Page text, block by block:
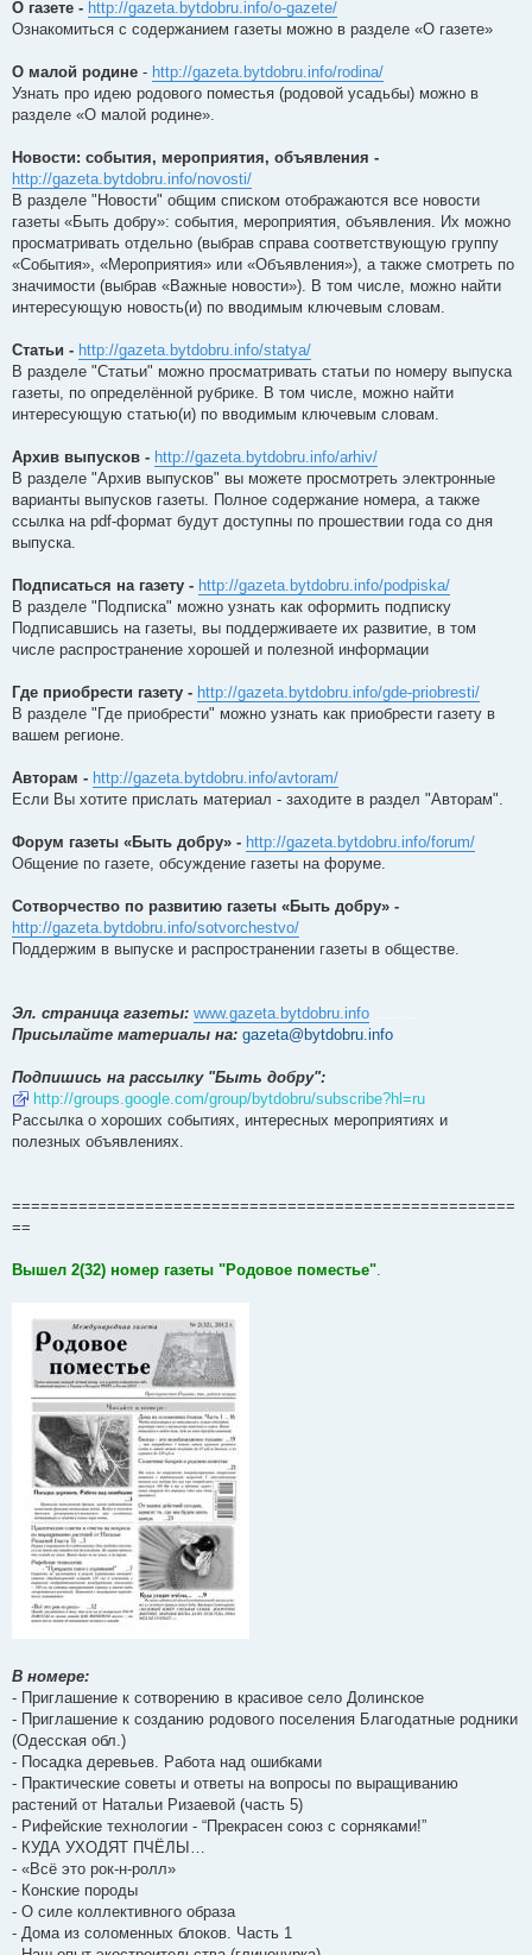
О газете - http://gazeta.bytdobru.info/o-gazete/
Ознакомиться с содержанием газеты можно в разделе «О газете»
О малой родине - http://gazeta.bytdobru.info/rodina/
Узнать про идею родового поместья (родовой усадьбы) можно в
разделе «О малой родине».
Новости: события, мероприятия, объявления -
http://gazeta.bytdobru.info/novosti/
В разделе "Новости" общим списком отображаются все новости
газеты «Быть добру»: события, мероприятия, объявления. Их можно
просматривать отдельно (выбрав справа соответствующую группу
«События», «Мероприятия» или «Объявления»), а также смотреть по
значимости (выбрав «Важные новости»). В том числе, можно найти
интересующую новость(и) по вводимым ключевым словам.
Статьи - http://gazeta.bytdobru.info/statya/
В разделе "Статьи" можно просматривать статьи по номеру выпуска
газеты, по определённой рубрике. В том числе, можно найти
интересующую статью(и) по вводимым ключевым словам.
Архив выпусков - http://gazeta.bytdobru.info/arhiv/
В разделе "Архив выпусков" вы можете просмотреть электронные
варианты выпусков газеты. Полное содержание номера, а также
ссылка на pdf-формат будут доступны по прошествии года со дня
выпуска.
Подписаться на газету - http://gazeta.bytdobru.info/podpiska/
В разделе "Подписка" можно узнать как оформить подписку
Подписавшись на газеты, вы поддерживаете их развитие, в том
числе распространение хорошей и полезной информации
Где приобрести газету - http://gazeta.bytdobru.info/gde-priobresti/
В разделе "Где приобрести" можно узнать как приобрести газету в
вашем регионе.
Авторам - http://gazeta.bytdobru.info/avtoram/
Если Вы хотите прислать материал - заходите в раздел "Авторам".
Форум газеты «Быть добру» - http://gazeta.bytdobru.info/forum/
Общение по газете, обсуждение газеты на форуме.
Сотворчество по развитию газеты «Быть добру» -
http://gazeta.bytdobru.info/sotvorchestvo/
Поддержим в выпуске и распространении газеты в обществе.
Эл. страница газеты: www.gazeta.bytdobru.info
Присылайте материалы на: gazeta@bytdobru.info
Подпишись на рассылку "Быть добру":
http://groups.google.com/group/bytdobru/subscribe?hl=ru
Рассылка о хороших событиях, интересных мероприятиях и
полезных объявлениях.
=====================================================
==
Вышел 2(32) номер газеты "Родовое поместье".
В номере:
- Приглашение к сотворению в красивое село Долинское
- Приглашение к созданию родового поселения Благодатные родники
(Одесская обл.)
- Посадка деревьев. Работа над ошибками
- Практические советы и ответы на вопросы по выращиванию
растений от Натальи Ризаевой (часть 5)
- Рифейские технологии - “Прекрасен союз с сорняками!”
- КУДА УХОДЯТ ПЧЁЛЫ…
- «Всё это рок-н-ролл»
- Конские породы
- О силе коллективного образа
- Дома из соломенных блоков. Часть 1